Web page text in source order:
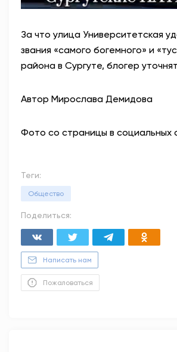
За что улица Университетская
звания «самого богемного» и
района в Сургуте, блогер
Автор Мирослава Демидова
Фото со страницы в социальных
Теги:
Общество
Поделиться:
Написать нам
Пожаловаться